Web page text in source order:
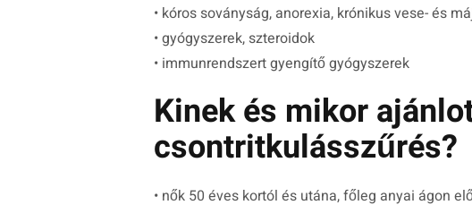
• kóros soványság, anorexia, krónikus vese- és
• gyógyszerek, szteroidok
• immunrendszert gyengítő gyógyszerek
Kinek és mikor
csontritkulásszűrés?
• nők 50 éves kortól és utána, főleg anyai ágon